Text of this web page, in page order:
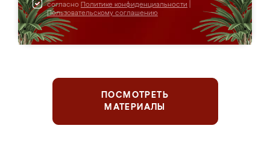
согласно Политике конфиденциальности
Пользовательскому соглашению
ПОСМОТРЕТЬ
МАТЕРИАЛЫ